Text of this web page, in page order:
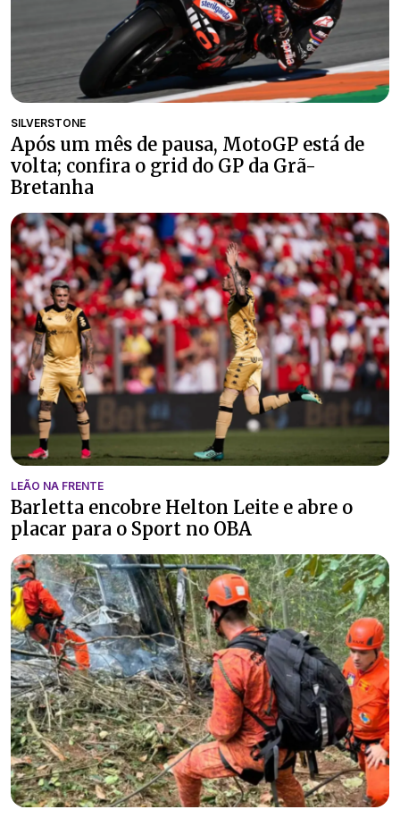
SILVERSTONE
Após um mês de pausa, MotoGP está de
volta; confira o grid do GP da Grã-
Bretanha
LEÃO NA FRENTE
Barletta encobre Helton Leite e abre o
placar para o Sport no OBA